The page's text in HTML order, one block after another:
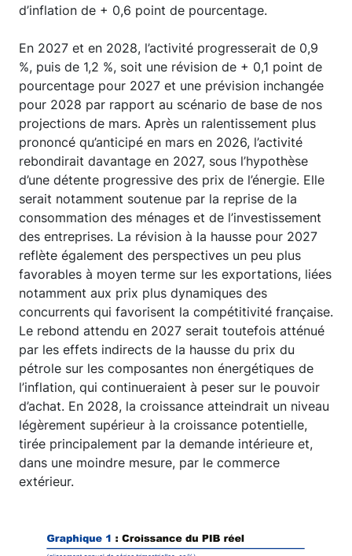
d’inflation de + 0,6 point de pourcentage.
En 2027 et en 2028, l’activité progresserait de 0,9
%, puis de 1,2 %, soit une révision de + 0,1 point de
pourcentage pour 2027 et une prévision inchangée
pour 2028 par rapport au scénario de base de nos
projections de mars. Après un ralentissement plus
prononcé qu’anticipé en mars en 2026, l’activité
rebondirait davantage en 2027, sous l’hypothèse
d’une détente progressive des prix de l’énergie. Elle
serait notamment soutenue par la reprise de la
consommation des ménages et de l’investissement
des entreprises. La révision à la hausse pour 2027
reflète également des perspectives un peu plus
favorables à moyen terme sur les exportations, liées
notamment aux prix plus dynamiques des
concurrents qui favorisent la compétitivité française.
Le rebond attendu en 2027 serait toutefois atténué
par les effets indirects de la hausse du prix du
pétrole sur les composantes non énergétiques de
l’inflation, qui continueraient à peser sur le pouvoir
d’achat. En 2028, la croissance atteindrait un niveau
légèrement supérieur à la croissance potentielle,
tirée principalement par la demande intérieure et,
dans une moindre mesure, par le commerce
extérieur.